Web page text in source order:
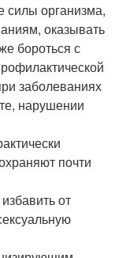
организма,
оказывать
бороться с
заболеваниях
нарушении
почти
от